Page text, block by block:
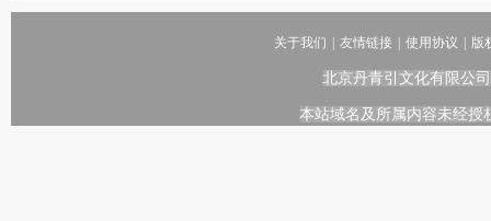
关于我们 友情链接 使用协议 版
北京丹青引文化有限公
本站域名及所属内容未经授